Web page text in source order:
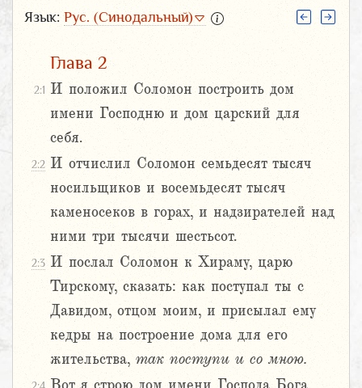
Язык: Рус. (Синодальный)
Глава 2
2:1 И положил Соломон построить дом
имени Господню и дом царский для
себя.
2:2 И отчислил Соломон семьдесят тысяч
носильщиков и восемьдесят тысяч
каменосеков в горах, и надзирателей над
ними три тысячи шестьсот.
2:3 И послал Соломон к Хираму, царю
Тирскому, сказать: как поступал ты с
Давидом, отцом моим, и присылал ему
кедры на построение дома для его
жительства, так поступи и со мною.